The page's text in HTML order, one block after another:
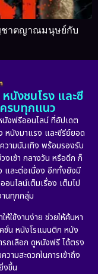
ชาตญาณมนุษย์กับ
นังชนโรง และซี
รบทุกแนว
งฟรีออนไลน์ ที่อัปเดต
หนังมาแรง และซีรีย์ยอด
วามบันเทิง พร้อมรองรับ
งเช้า กลางวัน หรือดึก ก็
และต่อเนื่อง อีกทั้งยังมี
นไลน์เต็มเรื่อง เต็มไป
นทุกกลุ่ม
ใช้งานง่าย ช่วยให้ค้นหา
ชั่น หนังโรแมนติก หนัง
ถเลือก ดูหนังฟรี ได้ตรง
ามสะดวกในการเข้าถึง
งขึ้น